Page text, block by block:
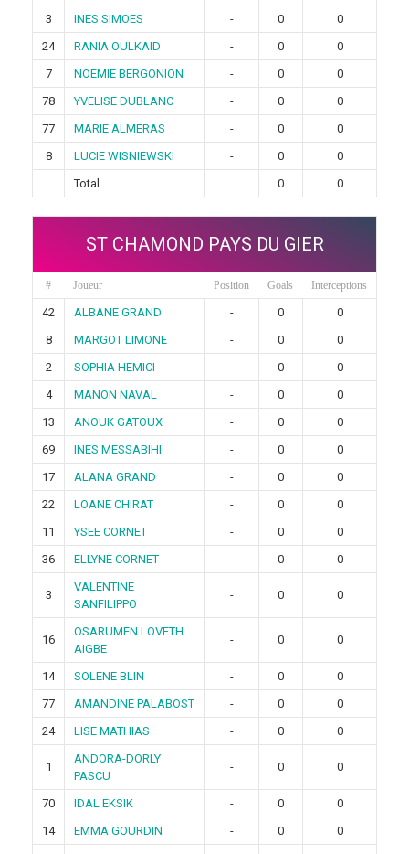
3
INES SIMOES - 0
0
24
RANIA OULKAID - 0
0
7
NOEMIE BERGONION - 0
0
78
YVELISE DUBLANC - 0
0
77
MARIE ALMERAS - 0
0
8
LUCIE WISNIEWSKI - 0
0
Total
0 0
ST CHAMOND PAYS DU GIER
# Joueur Position Goals Interceptions
42 ALBANE GRAND - 0
0
8
MARGOT LIMONE - 0
0
2
SOPHIA HEMICI - 0
0
4
MANON NAVAL - 0
0
13
ANOUK GATOUX - 0
0
69
INES MESSABIHI - 0
0
17
ALANA GRAND - 0
0
22
LOANE CHIRAT - 0
0
11
YSEE CORNET - 0
0
36
ELLYNE CORNET - 0 0
3
VALENTINE
SANFILIPPO
- 0 0
16
OSARUMEN LOVETH
AIGBE
- 0 0
14 SOLENE BLIN - 0
0
77
AMANDINE PALABOST - 0
0
24
LISE MATHIAS - 0 0
1
ANDORA-DORLY
PASCU
- 0 0
70 IDAL EKSIK - 0
0
14
EMMA GOURDIN - 0
0